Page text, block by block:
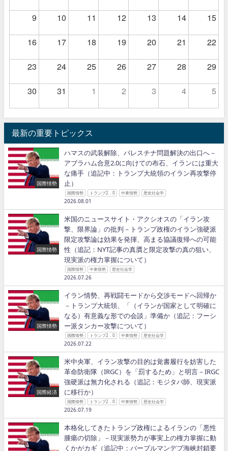
9 10 11 12 13 14 15
16 17 18 19 20 21 22
23 24 25 26 27 28 29
30 31 1 2 3 4 5
最新の重要トピックス
国際情勢
ハマスの武装解除、パレスチナ問題解決の出口へ－
アブラハム合意2.0に向けての布石、イランには重大
な痛手（追記中：トランプ大統領のイラン再攻撃停
止）
国際情勢 トランプ2．0 中東情勢 歴史社会学
2026.08.01
国際情勢
米国のニュースサイト・アクシオスの「イラン攻
撃、限界論」の批判－トランプ政権のイラン強硬派
限定攻撃論は効果を発揮、高まる協議復帰への可能
性（追記：NYT記事の真贋と限定攻撃の真の狙い、
現実派の権力掌握について）
国際情勢 中東情勢 歴史社会学
2026.07.26
国際情勢
イラン情勢、再戦闘モードから交渉モードへ回帰か
－トランプ大統領、「（イランが国家として明確に
なる）有意義な形での会談」準備か（追記：フーシ
ー派タンカー攻撃について）
国際情勢 トランプ2．0 中東情勢 歴史社会学
2026.07.22
国際経済
米中央軍、イラン攻撃の目的は覚書履行を妨害した
革命防衛隊（IRGC）を「罰するため」と明言－IRGC
強硬派は無力化される（追記：モジタバ師、現実派
に移行か）
国際情勢 トランプ2．0 中東情勢 歴史社会学
2026.07.19
本格化してきたトランプ政権によるイランの「悪性
腫瘍の切除」－現実派勢力が事実上の権力掌握に動
くかがカギ（追記中：バーブルマンデブ海峡封鎖要